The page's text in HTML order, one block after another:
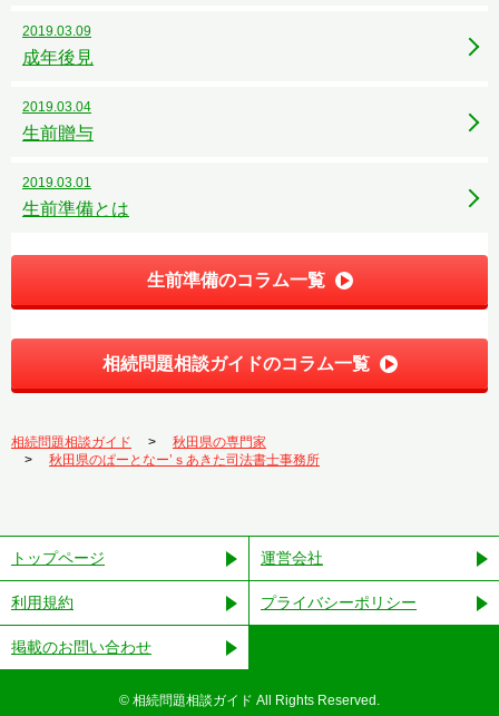
2019.03.09
成年後見
2019.03.04
生前贈与
2019.03.01
生前準備とは
生前準備のコラム一覧
相続問題相談ガイドのコラム一覧
相続問題相談ガイド
秋田県の専門家
秋田県のぱーとなー’ｓあきた司法書士事務所
トップページ 運営会社
利用規約 プライバシーポリシー
掲載のお問い合わせ
©︎ 相続問題相談ガイド All Rights Reserved.